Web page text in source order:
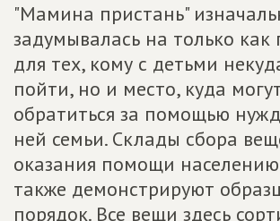
"Мамина пристань"
задумывалась на только
для тех, кому с детьми
пойти, но и место, куда
обратиться за помощью
ней семьи. Склады сбора
оказания помощи
также демонстрируют
порядок. Все вещи здесь